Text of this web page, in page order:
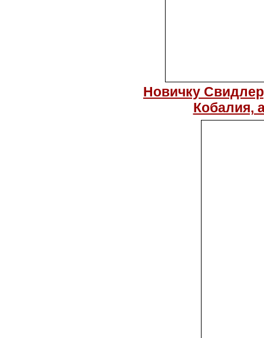
Новичку
Кобалия,